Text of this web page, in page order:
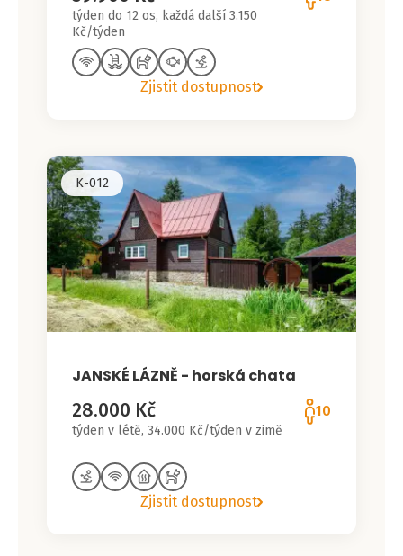
týden do 12 os, každá další 3.150
Kč/týden
Zjistit dostupnost
K-012
JANSKÉ LÁZNĚ - horská chata
28.000 Kč
týden v létě, 34.000 Kč/týden v zimě
10
Zjistit dostupnost